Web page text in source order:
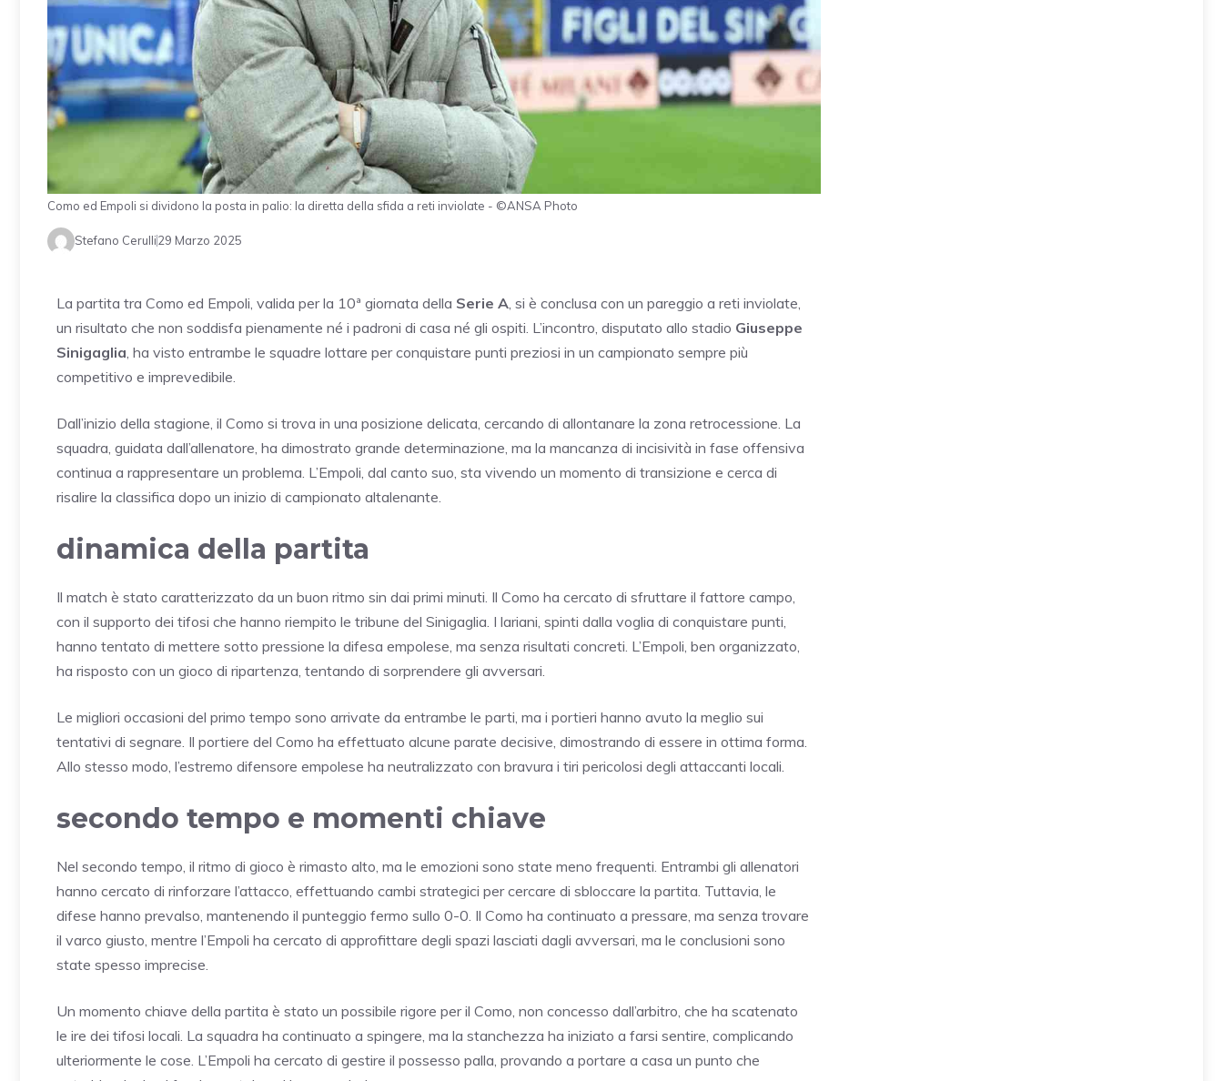
Como ed Empoli si dividono la posta in palio: la diretta della sfida a reti inviolate - ©ANSA Photo
Stefano Cerulli29 Marzo 2025
La partita tra Como ed Empoli, valida per la 10ª giornata della Serie A , si è conclusa con un pareggio a reti inviolate,
un risultato che non soddisfa pienamente né i padroni di casa né gli ospiti. L’incontro, disputato allo stadio Giuseppe
Sinigaglia , ha visto entrambe le squadre lottare per conquistare punti preziosi in un campionato sempre più
competitivo e imprevedibile.
Dall’inizio della stagione, il Como si trova in una posizione delicata, cercando di allontanare la zona retrocessione. La
squadra, guidata dall’allenatore, ha dimostrato grande determinazione, ma la mancanza di incisività in fase offensiva
continua a rappresentare un problema. L’Empoli, dal canto suo, sta vivendo un momento di transizione e cerca di
risalire la classifica dopo un inizio di campionato altalenante.
dinamica della partita
Il match è stato caratterizzato da un buon ritmo sin dai primi minuti. Il Como ha cercato di sfruttare il fattore campo,
con il supporto dei tifosi che hanno riempito le tribune del Sinigaglia. I lariani, spinti dalla voglia di conquistare punti,
hanno tentato di mettere sotto pressione la difesa empolese, ma senza risultati concreti. L’Empoli, ben organizzato,
ha risposto con un gioco di ripartenza, tentando di sorprendere gli avversari.
Le migliori occasioni del primo tempo sono arrivate da entrambe le parti, ma i portieri hanno avuto la meglio sui
tentativi di segnare. Il portiere del Como ha effettuato alcune parate decisive, dimostrando di essere in ottima forma.
Allo stesso modo, l’estremo difensore empolese ha neutralizzato con bravura i tiri pericolosi degli attaccanti locali.
secondo tempo e momenti chiave
Nel secondo tempo, il ritmo di gioco è rimasto alto, ma le emozioni sono state meno frequenti. Entrambi gli allenatori
hanno cercato di rinforzare l’attacco, effettuando cambi strategici per cercare di sbloccare la partita. Tuttavia, le
difese hanno prevalso, mantenendo il punteggio fermo sullo 0-0. Il Como ha continuato a pressare, ma senza trovare
il varco giusto, mentre l’Empoli ha cercato di approfittare degli spazi lasciati dagli avversari, ma le conclusioni sono
state spesso imprecise.
Un momento chiave della partita è stato un possibile rigore per il Como, non concesso dall’arbitro, che ha scatenato
le ire dei tifosi locali. La squadra ha continuato a spingere, ma la stanchezza ha iniziato a farsi sentire, complicando
ulteriormente le cose. L’Empoli ha cercato di gestire il possesso palla, provando a portare a casa un punto che